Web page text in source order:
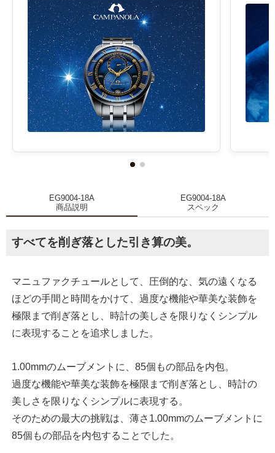
EG9004-18A
商品説明
EG9004-18A
スペック
すべてを削ぎ落とした引き算の美。
マニュファクチュールとして、圧倒的な、気の遠くなる
ほどの手間と時間をかけて、過度な機能や華美な装飾を
極限まで削ぎ落とし、時計の美しさを限りなくシンプル
に表現することを追求しました。
1.00mmのムーブメントに、85個もの部品を内包。
過度な機能や華美な装飾を極限まで削ぎ落とし、時計の
美しさを限りなくシンプルに表現する。
そのための最大の挑戦は、薄さ1.00mmのムーブメントに
85個もの部品を内包することでした。